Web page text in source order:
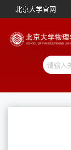
北京大学官网